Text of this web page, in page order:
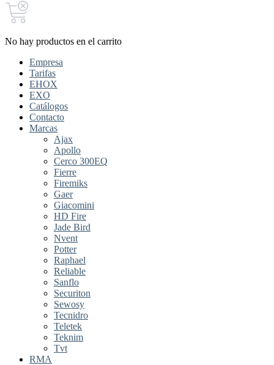
No hay productos en el carrito
Empresa
Tarifas
EHOX
EXO
Catálogos
Contacto
Marcas
Ajax
Apollo
Cerco 300EQ
Fierre
Firemiks
Gaer
Giacomini
HD Fire
Jade Bird
Nvent
Potter
Raphael
Reliable
Sanflo
Securiton
Sewosy
Tecnidro
Teletek
Teknim
Tvt
RMA